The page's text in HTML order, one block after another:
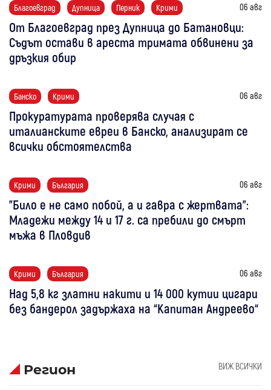
Благоевград Дупница Перник Крими 06 авг
От Благоевград през Дупница до Батановци:
Съдът остави в ареста тримата обвинени за
дръзкия обир
Банско Крими 06 авг
Прокуратурата проверява случая с
италианските евреи в Банско, анализират се
всички обстоятелства
Крими България 06 авг
"Било е не само побой, а и гавра с жертвата":
Младежи между 14 и 17 г. са пребили до смърт
мъжа в Пловдив
Крими България 06 авг
Над 5,8 кг златни накити и 14 000 кутии цигари
без бандерол задържаха на “Капитан Андреево“
Регион ВИЖ ВСИЧКИ